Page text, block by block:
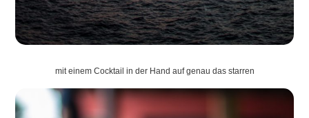
mit einem Cocktail in der Hand auf genau das starren